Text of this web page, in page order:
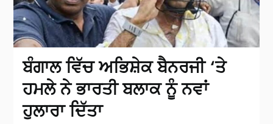
ਬੰਗਾਲ ਵਿੱਚ ਅਭਿਸ਼ੇਕ ਬੈਨਰਜੀ ‘ਤੇ
ਹਮਲੇ ਨੇ ਭਾਰਤੀ ਬਲਾਕ ਨੂੰ ਨਵਾਂ
ਹੁਲਾਰਾ ਦਿੱਤਾ